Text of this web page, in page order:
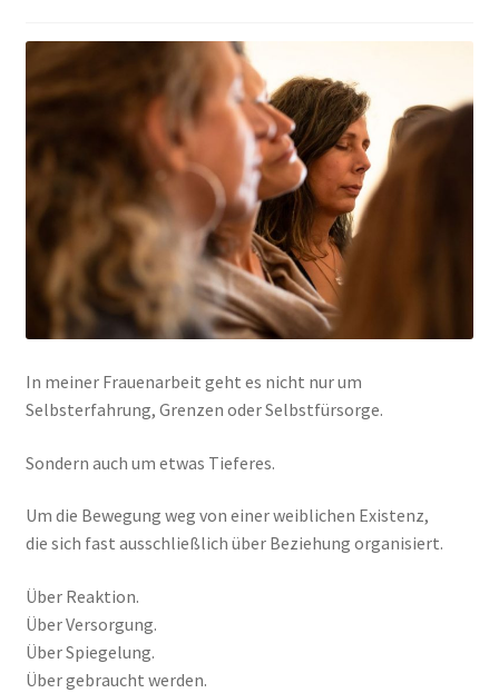
Warenkorb
In meiner Frauenarbeit geht es nicht nur um
Selbsterfahrung, Grenzen oder Selbstfürsorge.
Sondern auch um etwas Tieferes.
Um die Bewegung weg von einer weiblichen Existenz,
die sich fast ausschließlich über Beziehung organisiert.
Über Reaktion.
Über Versorgung.
Über Spiegelung.
Über gebraucht werden.